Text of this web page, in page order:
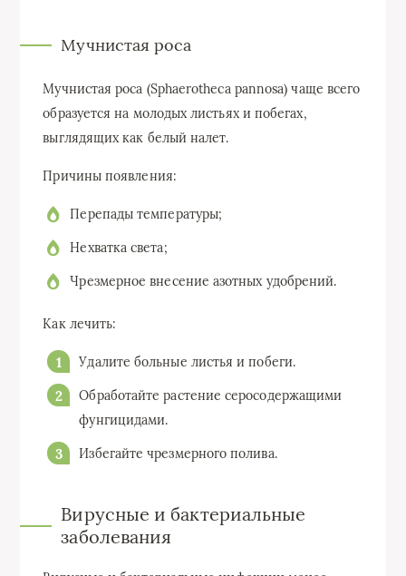
Мучнистая роса
Мучнистая роса (Sphaerotheca pannosa) чаще всего
образуется на молодых листьях и побегах,
выглядящих как белый налет.
Причины появления:
Перепады температуры;
Нехватка света;
Чрезмерное внесение азотных удобрений.
Как лечить:
Удалите больные листья и побеги.
Обработайте растение серосодержащими
фунгицидами.
Избегайте чрезмерного полива.
Вирусные и бактериальные
заболевания